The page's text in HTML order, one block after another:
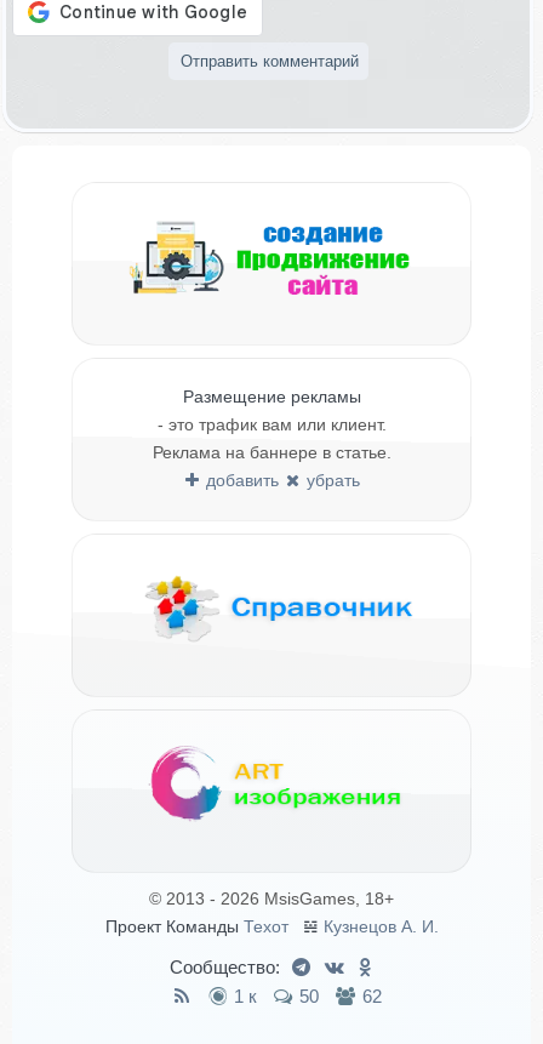
Размещение рекламы
- это трафик вам или клиент.
Реклама на баннере в статье.
добавить
убрать
© 2013 - 2026 MsisGames, 18+
Проект Команды Техот 𝌴 Кузнецов А. И.
Сообщество:
1 к
50 62